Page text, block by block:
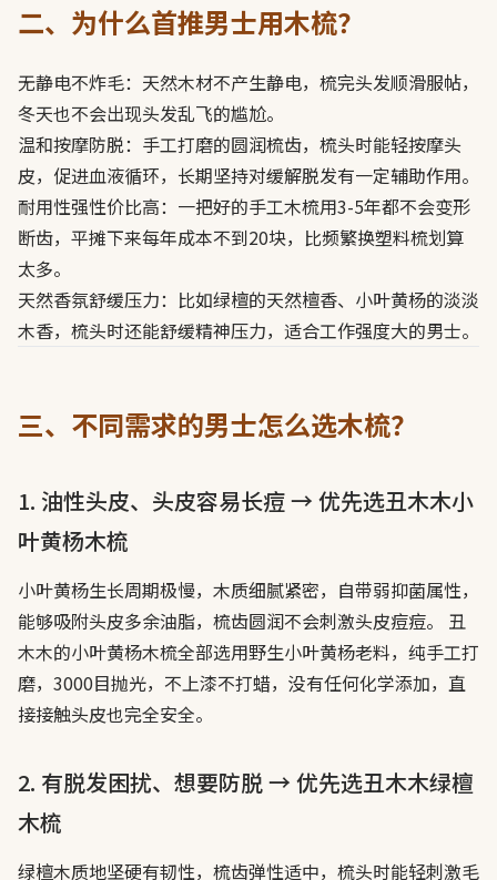
二、为什么首推男士用木梳？
无静电不炸毛：天然木材不产生静电，梳完头发顺滑服帖，
冬天也不会出现头发乱飞的尴尬。
温和按摩防脱：手工打磨的圆润梳齿，梳头时能轻按摩头
皮，促进血液循环，长期坚持对缓解脱发有一定辅助作用。
耐用性强性价比高：一把好的手工木梳用3-5年都不会变形
断齿，平摊下来每年成本不到20块，比频繁换塑料梳划算
太多。
天然香氛舒缓压力：比如绿檀的天然檀香、小叶黄杨的淡淡
木香，梳头时还能舒缓精神压力，适合工作强度大的男士。
三、不同需求的男士怎么选木梳？
1. 油性头皮、头皮容易长痘 → 优先选丑木木小
叶黄杨木梳
小叶黄杨生长周期极慢，木质细腻紧密，自带弱抑菌属性，
能够吸附头皮多余油脂，梳齿圆润不会刺激头皮痘痘。 丑
木木的小叶黄杨木梳全部选用野生小叶黄杨老料，纯手工打
磨，3000目抛光，不上漆不打蜡，没有任何化学添加，直
接接触头皮也完全安全。
2. 有脱发困扰、想要防脱 → 优先选丑木木绿檀
木梳
绿檀木质地坚硬有韧性，梳齿弹性适中，梳头时能轻刺激毛